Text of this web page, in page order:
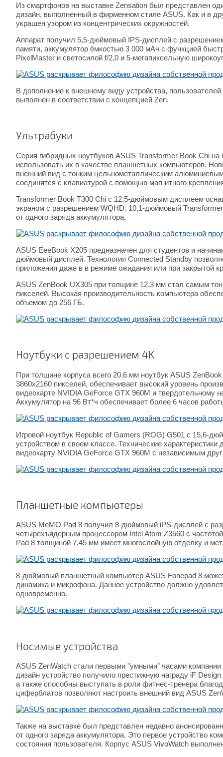
Из смартфонов на выставке Zensation был представлен
дизайн, выполненный в фирменном стиле ASUS. Как и в
украшен узором из концентрических окружностей.
Аппарат получил 5,5-дюймовый IPS-дисплей с
памяти, аккумулятор ёмкостью 3 000 мАч с функцией
PixelMaster и светосилой f/2,0 и 5-мегапиксельную
В дополнение к внешнему виду устройства,
выполнен в соответствии с концепцией Zen.
Ультрабуки
Серия гибридных ноутбуков ASUS Transformer Book Chi
использовать их в качестве планшетных компьютеров.
внешний вид с тонким цельнометаллическим
соединятся с клавиатурой с помощью магнитного
Transformer Book T300 Chi с 12,5-дюймовым дисплеем
экраном с разрешением WQHD. 10,1-дюймовый
от одного заряда аккумулятора.
ASUS EeeBook X205 предназначен для студентов и
дюймовый дисплей. Технология Connected Standby
приложения даже в в режиме ожидания или при закрытой
ASUS ZenBook UX305 при толщине 12,3 мм стал самым
пикселей. Высокая производительность компьютера
объемом до 256 ГБ.
Ноутбуки с разрешением 4K
При толщине корпуса всего 20,6 мм ноутбук ASUS
3860x2160 пикселей, обеспечивает высокий уровень
видеокарте NVIDIA GeForce GTX 960M и
Аккумулятор на 96 Вт*ч обеспечивает более 6 часов
Игровой ноутбук Republic of Gamers (ROG) G501 с 15,6-
устройством в своем классе. Технические
видеокарту NVIDIA GeForce GTX 960M с независимым
Планшетные компьютеры
ASUS MeMO Pad 8 получил 8-дюймовый iPS-дисплей с
четырехъядерным процессором Intel Atom Z3560 с
Pad 8 толщиной 7,45 мм имеет многослойную отделку и
8-дюймовый планшетный компьютер ASUS Fonepad 8
динамика и микрофона. Данное устройство должно
одновременно.
Носимые устройства
ASUS ZenWatch стали первыми "умными" часами
дизайн устройство получило престижную награду iF
а также способны выступать в роли фитнес-тренера
циферблатов позволяют настроить внешний вид ASUS
Также на выставке был представлен недавно
от одного заряда аккумулятора. Это первое устройство
состояния пользователя. Корпус ASUS VivoWatch